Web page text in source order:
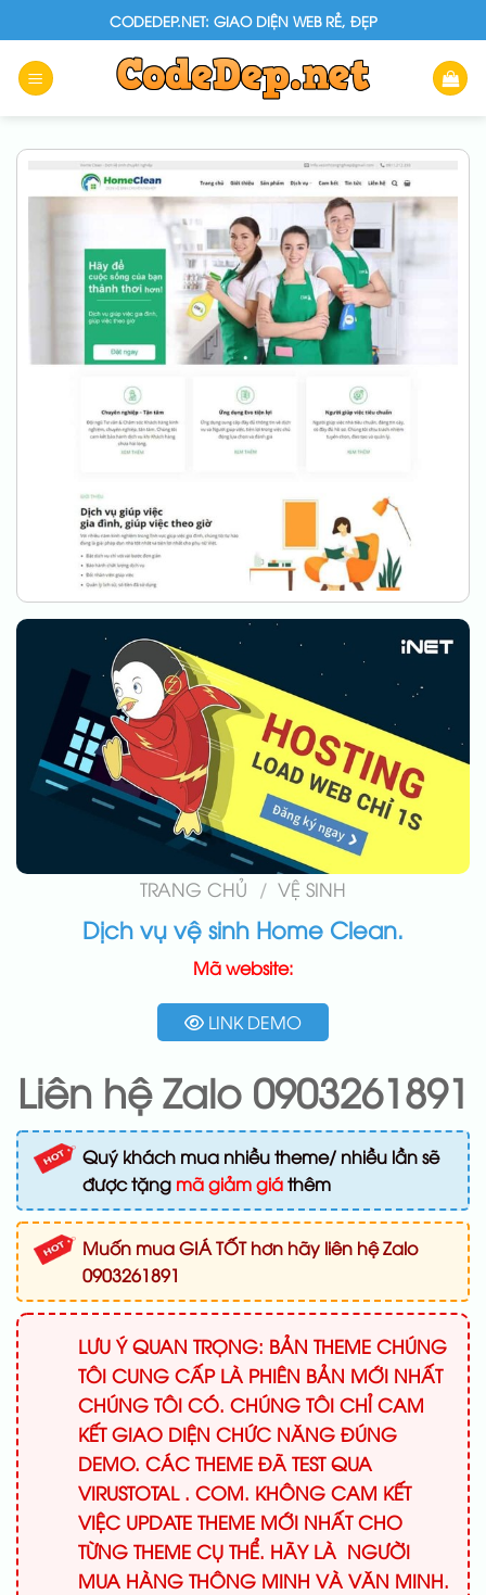
to
content
CODEDEP.NET: GIAO DIỆN WEB RẺ, ĐẸP
TRANG CHỦ / VỆ SINH
Dịch vụ vệ sinh Home Clean.
Mã website:
LINK DEMO
Liên hệ Zalo 0903261891
Quý khách mua nhiều theme/ nhiều lần sẽ
được tặng mã giảm giáthêm
Muốn mua GIÁ TỐT hơn hãy liên hệ Zalo
0903261891
LƯU Ý QUAN TRỌNG: BẢN THEME CHÚNG
TÔI CUNG CẤP LÀ PHIÊN BẢN MỚI NHẤT
CHÚNG TÔI CÓ. CHÚNG TÔI CHỈ CAM
KẾT GIAO DIỆN CHỨC NĂNG ĐÚNG
DEMO. CÁC THEME ĐÃ TEST QUA
VIRUSTOTAL . COM. KHÔNG CAM KẾT
VIỆC UPDATE THEME MỚI NHẤT CHO
TỪNG THEME CỤ THỂ. HÃY LÀ NGƯỜI
MUA HÀNG THÔNG MINH VÀ VĂN MINH.